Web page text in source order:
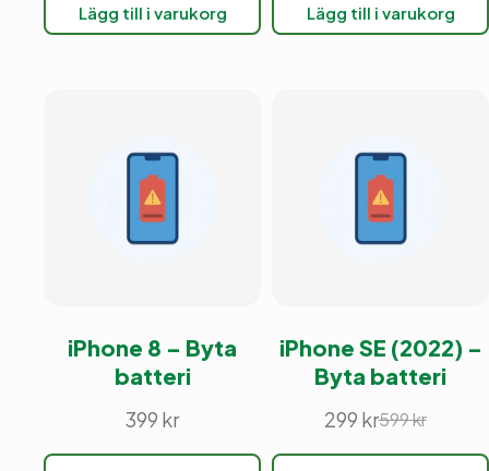
Lägg till i varukorg Lägg till i varukorg
iPhone 8 – Byta
batteri
399 kr
iPhone SE (2022) –
Byta batteri
599kr
Det
299 krDet
nuvarande